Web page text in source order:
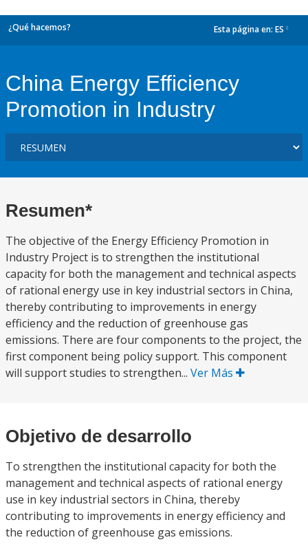
¿Qué hacemos? Esta página en: ES
China Energy Efficiency
Promotion in Industry
Resumen*
The objective of the Energy Efficiency Promotion in
Industry Project is to strengthen the institutional
capacity for both the management and technical aspects
of rational energy use in key industrial sectors in China,
thereby contributing to improvements in energy
efficiency and the reduction of greenhouse gas
emissions. There are four components to the project, the
first component being policy support. This component
will support studies to strengthen... Ver Más
Objetivo de desarrollo
To strengthen the institutional capacity for both the
management and technical aspects of rational energy
use in key industrial sectors in China, thereby
contributing to improvements in energy efficiency and
the reduction of greenhouse gas emissions.